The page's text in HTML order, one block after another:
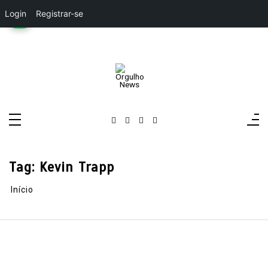
Login Registrar-se
Pular
Orgulho News
Tag: Kevin Trapp
Início